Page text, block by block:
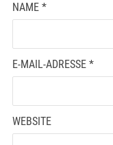
NAME *
E-MAIL-ADRESSE *
WEBSITE